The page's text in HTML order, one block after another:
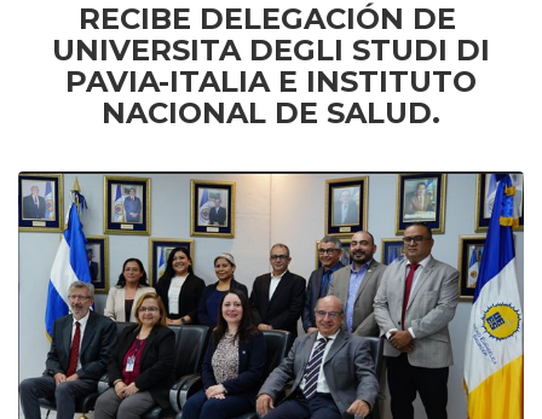
RECIBE DELEGACIÓN DE
UNIVERSITA DEGLI STUDI DI
PAVIA-ITALIA E INSTITUTO
NACIONAL DE SALUD.